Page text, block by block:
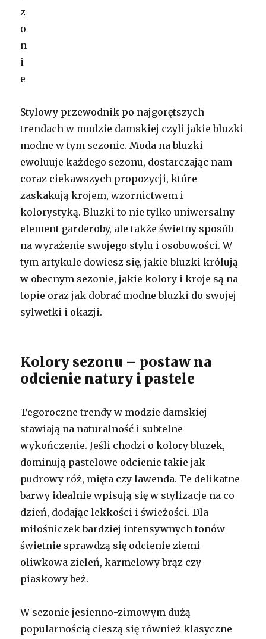
Stylowy przewodnik po najgorętszych
trendach w modzie damskiej czyli jakie bluzki
modne w tym sezonie. Moda na bluzki
ewoluuje każdego sezonu, dostarczając nam
coraz ciekawszych propozycji, które
zaskakują krojem, wzornictwem i
kolorystyką. Bluzki to nie tylko uniwersalny
element garderoby, ale także świetny sposób
na wyrażenie swojego stylu i osobowości. W
tym artykule dowiesz się, jakie bluzki królują
w obecnym sezonie, jakie kolory i kroje są na
topie oraz jak dobrać modne bluzki do swojej
sylwetki i okazji.
Kolory sezonu – postaw na
odcienie natury i pastele
Tegoroczne trendy w modzie damskiej
stawiają na naturalność i subtelne
wykończenie. Jeśli chodzi o kolory bluzek,
dominują pastelowe odcienie takie jak
pudrowy róż, mięta czy lawenda. Te delikatne
barwy idealnie wpisują się w stylizacje na co
dzień, dodając lekkości i świeżości. Dla
miłośniczek bardziej intensywnych tonów
świetnie sprawdzą się odcienie ziemi –
oliwkowa zieleń, karmelowy brąz czy
piaskowy beż.
W sezonie jesienno-zimowym dużą
popularnością cieszą się również klasyczne